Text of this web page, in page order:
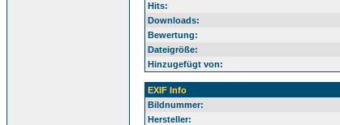
Hits:
Downloads:
Bewertung:
Dateigröße:
Hinzugefügt von:
EXIF Info
Bildnummer:
Hersteller: